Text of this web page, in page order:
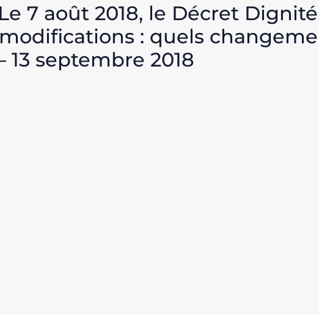
7 août 2018, le Décret
: quels
13 septembre 2018